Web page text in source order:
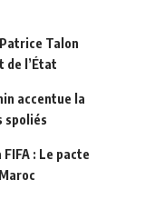
Talon
de l’État
accentue la
spoliés
: Le pacte